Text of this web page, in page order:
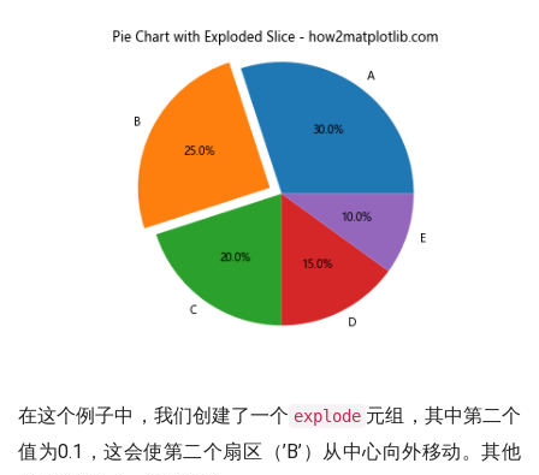
在这个例子中，我们创建了一个 explode 元组，其中第二个
值为0.1，这会使第二个扇区（’B’）从中心向外移动。其他